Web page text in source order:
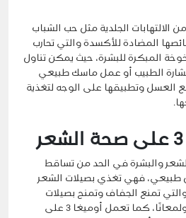
الالتهابات الجلدية مثل حب الشباب
المضادة للأكسدة والتي تحارب
المبكرة للبشرة، حيث يمكن تناول
3 بعد استشارة الطبيب أو عمل ماسك طبيعي
كبسولات الأوميغا 3 مع العسل وتطبيقها على الوجه لتغذية
في الحد من تساقط
طبيعي، فهي تغذي بصيلات الشعر
تمنع الجفاف وتمنح بصيلات
الشعر مظهرًا أكثر كثافة ولمعانًا، كما تعمل أوميغا 3 على